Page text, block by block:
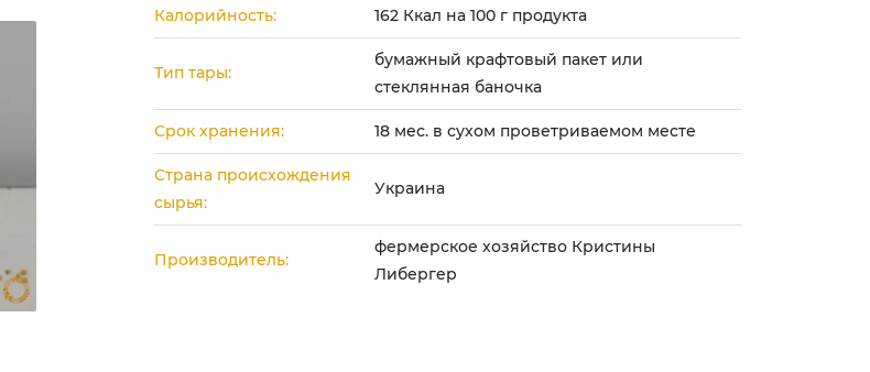
Калорийность: 162 Ккал на 100 г продукта
Тип тары:
бумажный крафтовый пакет или
стеклянная баночка
Срок хранения: 18 мес. в сухом проветриваемом месте
Страна происхождения
сырья:
Украина
Производитель:
фермерское хозяйство Кристины
Либергер